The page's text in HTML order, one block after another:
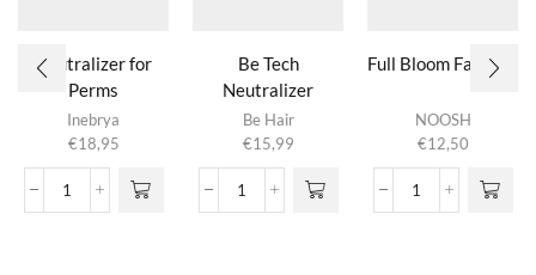
Neutralizer for
Perms
Inebrya
€18,95
Neutralizer
Be Tech
Neutralizer
Be Hair
€15,99
Be
Full Bloom Face
NOOSH
€12,50
Full Bloom Face